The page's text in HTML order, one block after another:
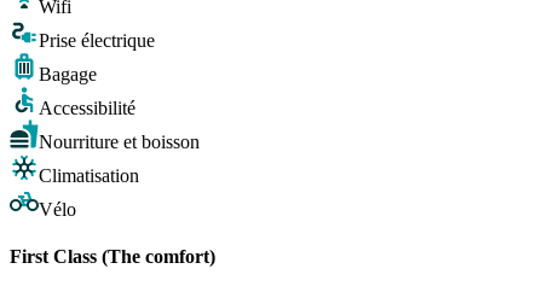
Wifi
Prise électrique
Bagage
Accessibilité
Nourriture et boisson
Climatisation
Vélo
First Class (The comfort)